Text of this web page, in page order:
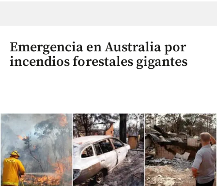
Emergencia en Australia por
incendios forestales gigantes